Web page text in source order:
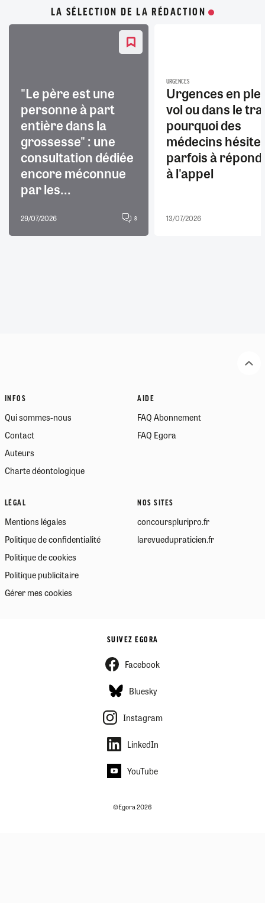
LA SÉLECTION DE LA RÉDACTION
"Le père est une
personne à part
entière dans la
grossesse" : une
consultation dédiée
encore méconnue
par les...
29/07/2026 8
URGENCES
Urgences en
vol ou dans le
pourquoi des
médecins
parfois à
à l'appel
13/07/2026
INFOS
Qui sommes-nous
Contact
Auteurs
Charte déontologique
AIDE
FAQ Abonnement
FAQ Egora
LÉGAL
Mentions légales
Politique de confidentialité
Politique de cookies
Politique publicitaire
Gérer mes cookies
NOS SITES
concourspluripro.fr
larevuedupraticien.fr
SUIVEZ EGORA
Facebook
Bluesky
Instagram
LinkedIn
YouTube
©Egora 2026